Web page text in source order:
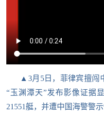
国
防
子
▲3月5日，菲律宾擅闯
“玉渊潭天”发布影像证据
21551艇，并遭中国海警警示